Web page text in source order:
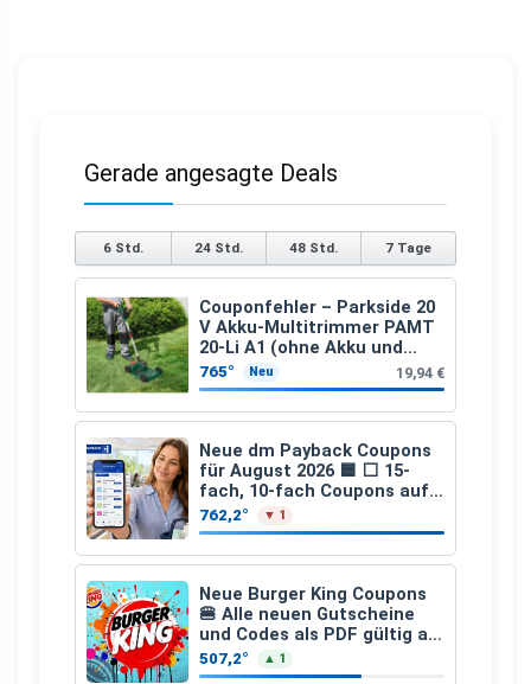
Gerade angesagte Deals
6 Std. 24 Std. 48 Std. 7 Tage
Couponfehler – Parkside 20
V Akku-Multitrimmer PAMT
20-Li A1 (ohne Akku und
Ladegerät)
765° Neu 19,94 €
Neue dm Payback Coupons
für August 2026 🟦 ⬜ 15-
fach, 10-fach Coupons auf
den gesamten Einkauf ab 2
€
762,2° ▼ 1
Neue Burger King Coupons
🍔 Alle neuen Gutscheine
und Codes als PDF gültig ab
25.07.2026 bis 04.09.2026
507,2° ▲ 1